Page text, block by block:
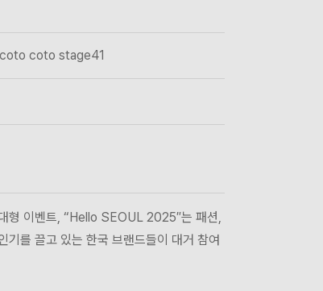
coto stage41
형 이벤트, “Hello SEOUL 2025″는 패션,
기를 끌고 있는 한국 브랜드들이 대거 참여